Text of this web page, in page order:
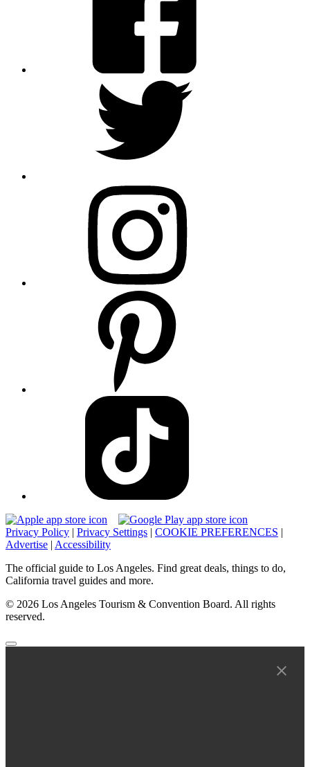
Privacy Policy | Privacy Settings | COOKIE PREFERENCES |
Advertise | Accessibility
The official guide to Los Angeles. Find great deals, things to do,
California travel guides and more.
© 2026 Los Angeles Tourism & Convention Board. All rights
reserved.